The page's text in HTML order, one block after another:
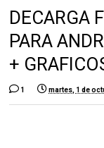
DECARGA
PARA
+
1 martes, 1 de